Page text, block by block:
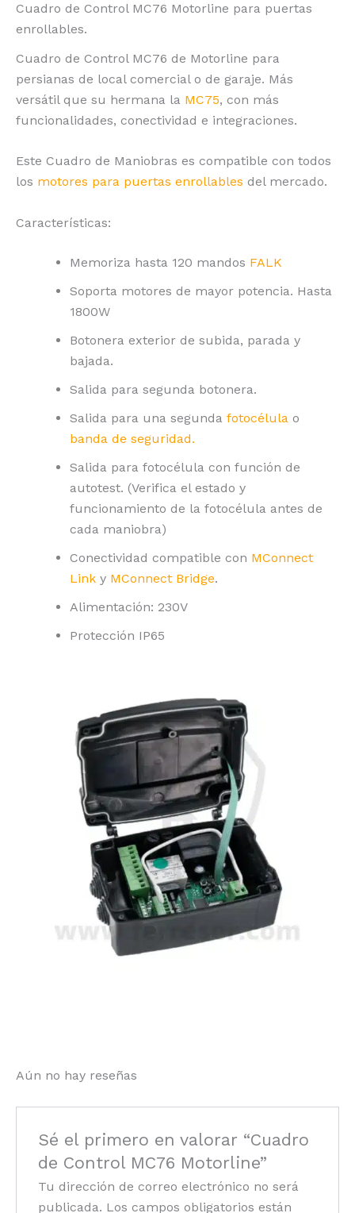
Cuadro de Control MC76 Motorline para puertas
enrollables.
Cuadro de Control MC76 de Motorline para
persianas de local comercial o de garaje. Más
versátil que su hermana la MC75, con más
funcionalidades, conectividad e integraciones.
Este Cuadro de Maniobras es compatible con todos
los motores para puertas enrollables del mercado.
Características:
Memoriza hasta 120 mandos FALK
Soporta motores de mayor potencia. Hasta
1800W
Botonera exterior de subida, parada y
bajada.
Salida para segunda botonera.
Salida para una segunda fotocélula o
banda de seguridad.
Salida para fotocélula con función de
autotest. (Verifica el estado y
funcionamiento de la fotocélula antes de
cada maniobra)
Conectividad compatible con MConnect
Link y MConnect Bridge.
Alimentación: 230V
Protección IP65
Aún no hay reseñas
Sé el primero en valorar “Cuadro
de Control MC76 Motorline”
Tu dirección de correo electrónico no será
publicada. Los campos obligatorios están